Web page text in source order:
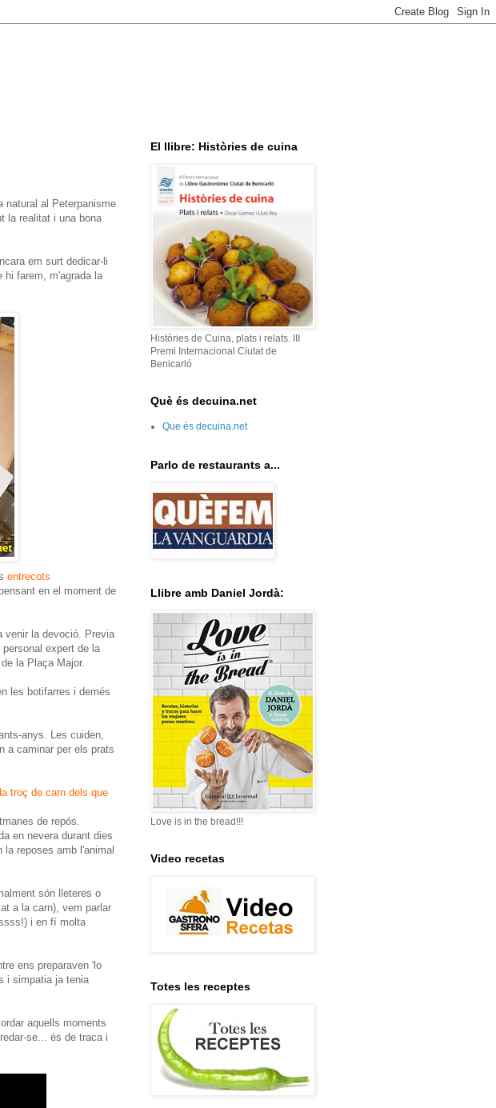
natural al Peterpanisme
la realitat i una bona
em surt dedicar-li
hi farem, m'agrada la
entrecots
en el moment de
venir la devoció. Previa
expert de la
la Plaça Major.
les botifarres i demés
anys. Les cuiden,
a caminar per els prats
troç de carn dels que
de repós.
en nevera durant dies
reposes amb l'animal
són lleteres o
a la carn), vem parlar
i en fí molta
ens preparaven 'lo
i simpatia ja tenia
aquells moments
se... és de traca i
El llibre: Històries de cuina
Històries de Cuina, plats i relats. III
Premi Internacional Ciutat de
Benicarló
Què és decuina.net
Que és decuina.net
Parlo de restaurants a...
Llibre amb Daniel Jordà:
Love is in the bread!!!
Video recetas
Totes les receptes